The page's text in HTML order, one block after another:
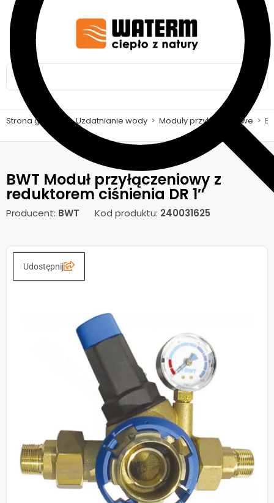
Strona główna > Uzdatnianie wody > Moduły przyłączeniowe >
BWT Moduł przyłączeniowy z
reduktorem ciśnienia DR 1″
Producent: BWT Kod produktu: 240031625
Udostępnij